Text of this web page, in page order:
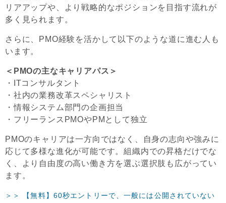
リアアップや、より戦略的なポジションを目指す流れが
多く見られます。
さらに、PMO経験を活かして以下のような道に進む人も
います。
＜PMOの主なキャリアパス＞
・ITコンサルタント
・社内の業務改革スペシャリスト
・情報システム部門の企画担当
・フリーランスPMOやPMとして独立
PMOのキャリアは一方向ではなく、自身の志向や強みに
応じて多様な進化が可能です。組織内での昇格だけでな
く、より自由度の高い働き方を選ぶ選択肢も広がってい
ます。
＞＞ 【無料】60秒エントリーで、一般には公開されていない